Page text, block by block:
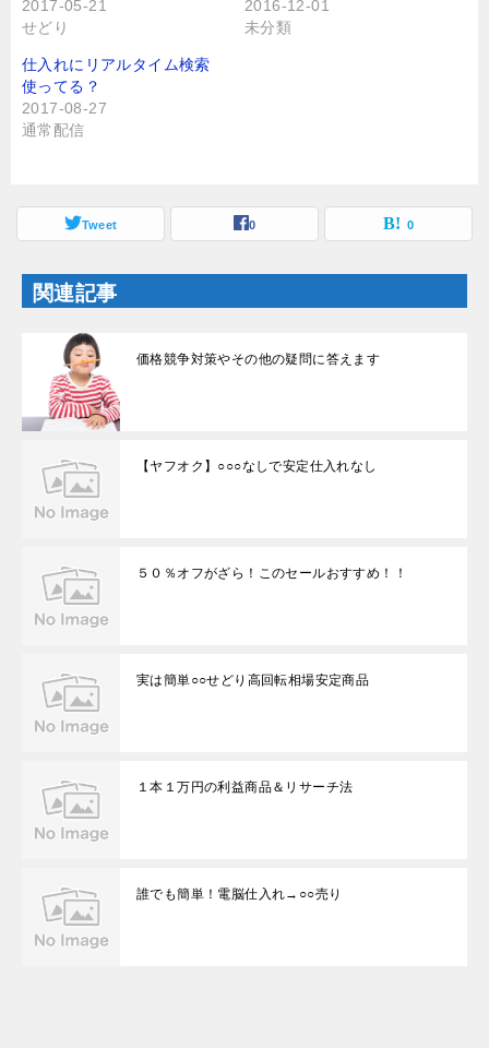
で
共
(
新
し
い
ウ
ィ
ン
き
す
に
リ
ッ
ク
し
て
し
い
ウ
ン
ド
ウ
で
き
ま
す
)
2017-05-21
せどり
2016-12-01
未分類
仕入れにリアルタイム検索
使ってる？
2017-08-27
通常配信
Tweet 0 0
関連記事
価格競争対策やその他の疑問に答えます
【ヤフオク】○○○なしで安定仕入れなし
５０％オフがざら！このセールおすすめ！！
実は簡単○○せどり高回転相場安定商品
１本１万円の利益商品＆リサーチ法
誰でも簡単！電脳仕入れ→○○売り